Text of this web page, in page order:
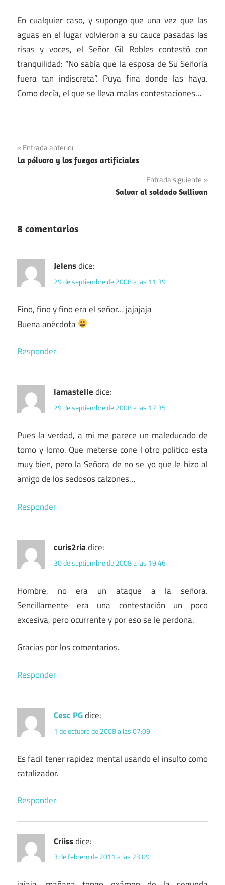
En cualquier caso, y supongo que una vez que las
aguas en el lugar volvieron a su cauce pasadas las
risas y voces, el Señor Gil Robles contestó con
tranquilidad: “No sabía que la esposa de Su Señoría
fuera tan indiscreta”. Puya fina donde las haya.
Como decía, el que se lleva malas contestaciones…
Navegación
de
Entrada anterior
La pólvora y los fuegos artificiales
Entrada siguiente
Salvar al soldado Sullivan
8 comentarios
Jelensdice:
29 de septiembre de 2008 a las 11:39
Fino, fino y fino era el señor… jajajaja
Buena anécdota
Responder
lamastelledice:
29 de septiembre de 2008 a las 17:35
Pues la verdad, a mi me parece un maleducado de
tomo y lomo. Que meterse cone l otro politico esta
muy bien, pero la Señora de no se yo que le hizo al
amigo de los sedosos calzones…
Responder
curis2riadice:
30 de septiembre de 2008 a las 19:46
Hombre, no era un ataque a la señora.
Sencillamente era una contestación un poco
excesiva, pero ocurrente y por eso se le perdona.
Gracias por los comentarios.
Responder
Cesc PGdice:
1 de octubre de 2008 a las 07:09
Es facil tener rapidez mental usando el insulto como
catalizador.
Responder
Criissdice:
3 de febrero de 2011 a las 23:09